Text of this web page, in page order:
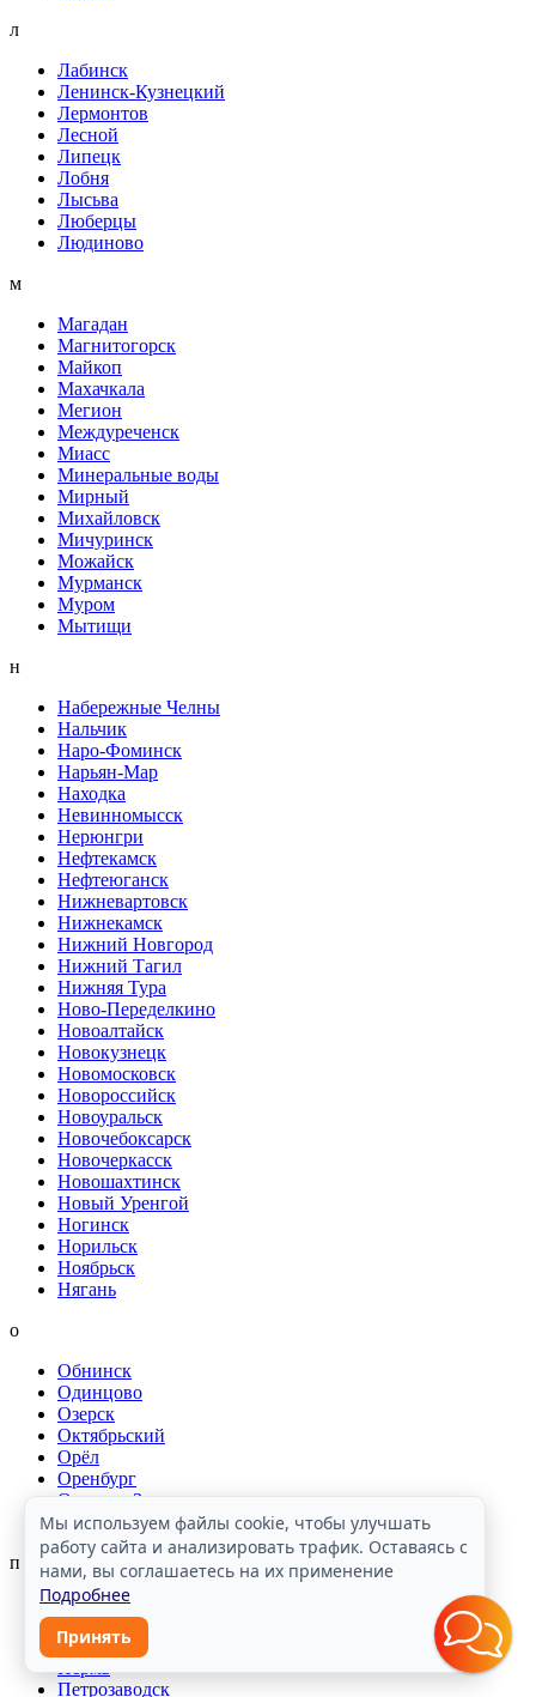
л
Лабинск
Ленинск-Кузнецкий
Лермонтов
Лесной
Липецк
Лобня
Лысьва
Люберцы
Людиново
м
Магадан
Магнитогорск
Майкоп
Махачкала
Мегион
Междуреченск
Миасс
Минеральные воды
Мирный
Михайловск
Мичуринск
Можайск
Мурманск
Муром
Мытищи
н
Набережные Челны
Нальчик
Наро-Фоминск
Нарьян-Мар
Находка
Невинномысск
Нерюнгри
Нефтекамск
Нефтеюганск
Нижневартовск
Нижнекамск
Нижний Новгород
Нижний Тагил
Нижняя Тура
Ново-Переделкино
Новоалтайск
Новокузнецк
Новомосковск
Новороссийск
Новоуральск
Новочебоксарск
Новочеркасск
Новошахтинск
Новый Уренгой
Ногинск
Норильск
Ноябрьск
Нягань
о
Обнинск
Одинцово
Озерск
Октябрьский
Орёл
Оренбург
Орехово-Зуево
Орск
п
Павловский Посад
Первоуральск
Петрозаводск
Мы используем файлы cookie, чтобы улучшать
работу сайта и анализировать трафик. Оставаясь с
нами, вы соглашаетесь на их применение
Подробнее
Принять